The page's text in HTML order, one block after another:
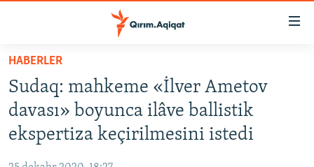
Esas
qaytmaq
Baş
navigatsiyağa
qaytmaq
Qıdıruvğa
HABERLER
SİYASET
İQTİSADİYAT
HABERLER
Sudaq: mahkeme «İlver Ametov
davası» boyunca ilâve ballistik
ekspertiza keçirilmesini istedi